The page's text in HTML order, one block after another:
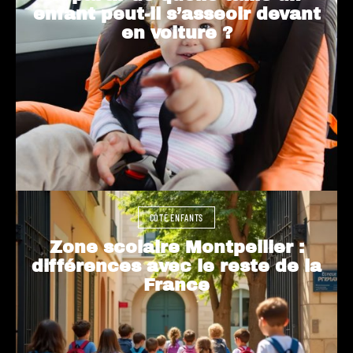
enfant peut-il s’asseoir devant
en voiture ?
CÔTÉ ENFANTS
Zone scolaire Montpellier :
différences avec le reste de la
France